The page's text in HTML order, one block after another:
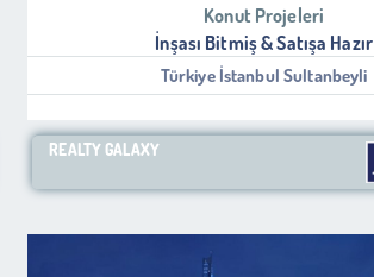
Konut Projeleri
İnşası Bitmiş & Satışa Hazır
Türkiye İstanbul Sultanbeyli
REALTY GALAXY